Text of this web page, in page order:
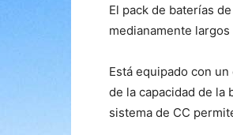
El pack de baterías
medianamente
Está equipado con
de la capacidad de la
sistema de CC